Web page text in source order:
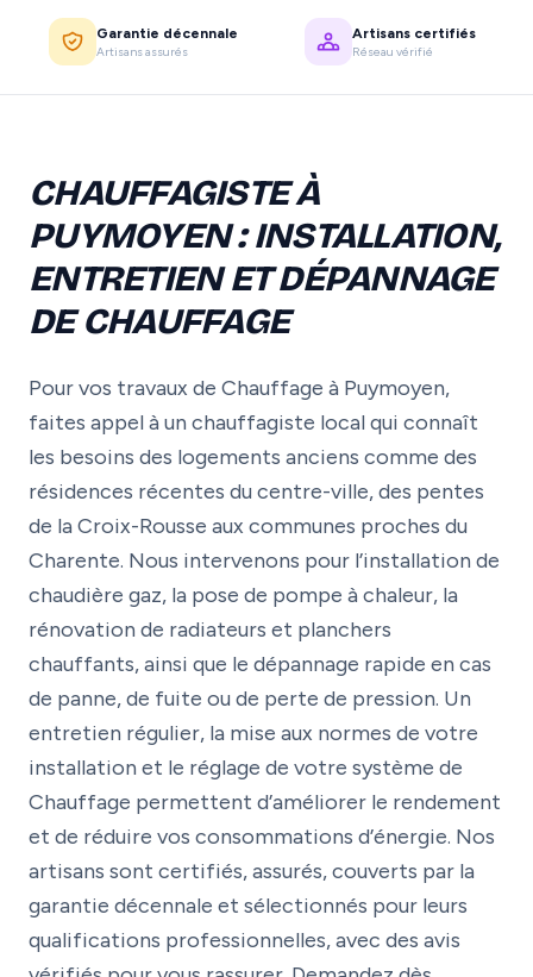
Garantie décennale
Artisans assurés
Artisans certifiés
Réseau vérifié
CHAUFFAGISTE À
PUYMOYEN : INSTALLATION,
ENTRETIEN ET DÉPANNAGE
DE CHAUFFAGE
Pour vos travaux de Chauffage à Puymoyen,
faites appel à un chauffagiste local qui connaît
les besoins des logements anciens comme des
résidences récentes du centre-ville, des pentes
de la Croix-Rousse aux communes proches du
Charente. Nous intervenons pour l’installation de
chaudière gaz, la pose de pompe à chaleur, la
rénovation de radiateurs et planchers
chauffants, ainsi que le dépannage rapide en cas
de panne, de fuite ou de perte de pression. Un
entretien régulier, la mise aux normes de votre
installation et le réglage de votre système de
Chauffage permettent d’améliorer le rendement
et de réduire vos consommations d’énergie. Nos
artisans sont certifiés, assurés, couverts par la
garantie décennale et sélectionnés pour leurs
qualifications professionnelles, avec des avis